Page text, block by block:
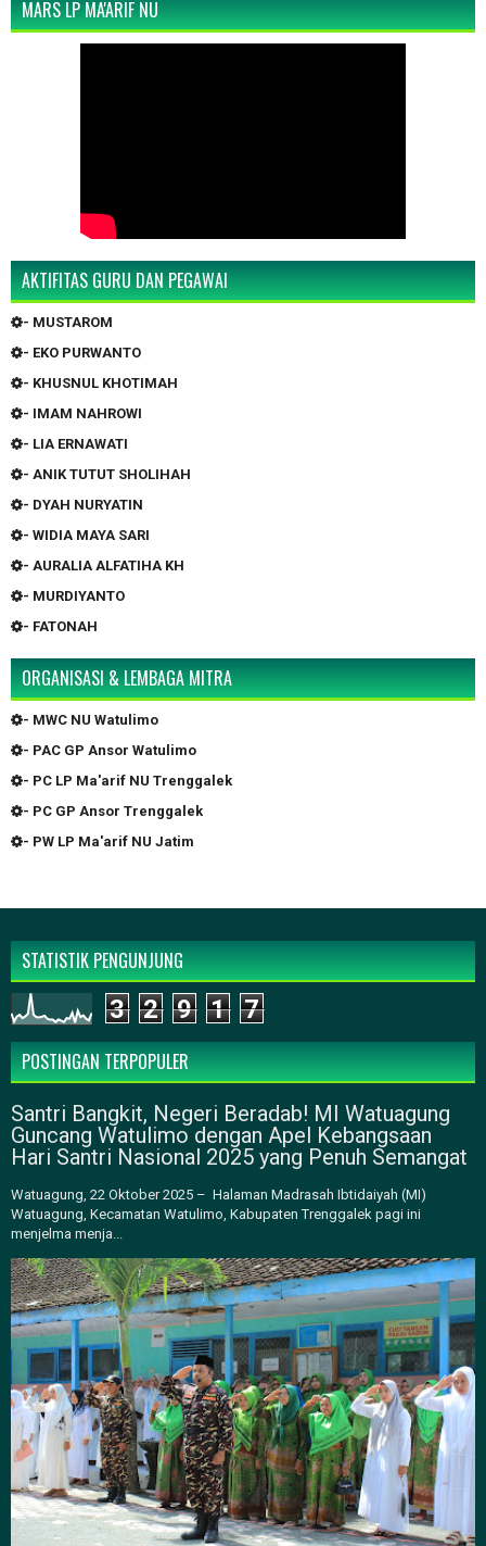
MARS LP MA'ARIF NU
AKTIFITAS GURU DAN PEGAWAI
- MUSTAROM
- EKO PURWANTO
- KHUSNUL KHOTIMAH
- IMAM NAHROWI
- LIA ERNAWATI
- ANIK TUTUT SHOLIHAH
- DYAH NURYATIN
- WIDIA MAYA SARI
- AURALIA ALFATIHA KH
- MURDIYANTO
- FATONAH
ORGANISASI & LEMBAGA MITRA
- MWC NU Watulimo
- PAC GP Ansor Watulimo
- PC LP Ma'arif NU Trenggalek
- PC GP Ansor Trenggalek
- PW LP Ma'arif NU Jatim
STATISTIK PENGUNJUNG
3 2 9 1 7
POSTINGAN TERPOPULER
Santri Bangkit, Negeri Beradab! MI Watuagung
Guncang Watulimo dengan Apel Kebangsaan
Hari Santri Nasional 2025 yang Penuh Semangat
Watuagung, 22 Oktober 2025 – Halaman Madrasah Ibtidaiyah (MI)
Watuagung, Kecamatan Watulimo, Kabupaten Trenggalek pagi ini
menjelma menja...